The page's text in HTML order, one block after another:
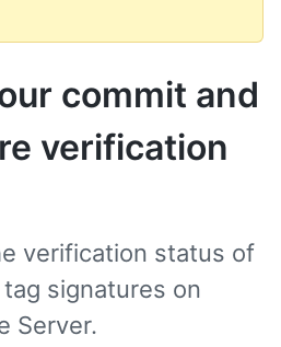
commit and
verification
verification status of
signatures on
Server.